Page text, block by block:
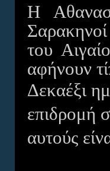
Η
του
αφήνουν
Δεκαέξι
επιδρομή
αυτούς